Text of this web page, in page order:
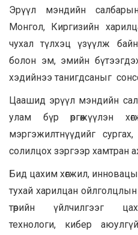
Эрүүл мэндийн
Монгол, Киргизийн
чухал түлхэц үзүүлж
болон эм, эмийн
хэдийнээ танигдсаныг
Цаашид эрүүл мэндийн
улам бүр өргөжүүлэн
мэргэжилтнүүдийг
солилцох зэргээр хамтран
Бид цахим хөгжил,
тухай харилцан
төрийн үйлчилгээг
технологи, кибер